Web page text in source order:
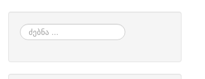
ძებნა
...